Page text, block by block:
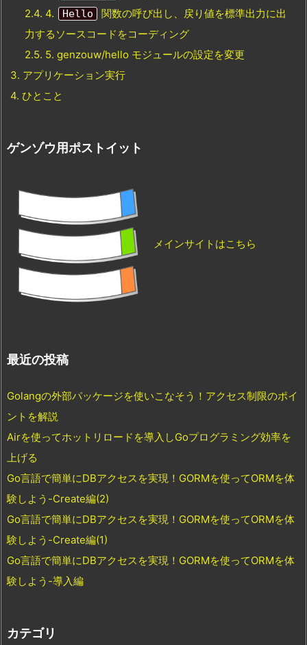
2.4. 4. Hello
関数の呼び出し、戻り値を標準出力に出
力するソースコードをコーディング
2.5. 5. genzouw/hello モジュールの設定を変更
3. アプリケーション実行
4. ひとこと
ゲンゾウ用ポストイット
メインサイトはこちら
最近の投稿
Golangの外部パッケージを使いこなそう！アクセス制限のポイ
ントを解説
Airを使ってホットリロードを導入しGoプログラミング効率を
上げる
Go言語で簡単にDBアクセスを実現！GORMを使ってORMを体
験しよう-Create編(2)
Go言語で簡単にDBアクセスを実現！GORMを使ってORMを体
験しよう-Create編(1)
Go言語で簡単にDBアクセスを実現！GORMを使ってORMを体
験しよう-導入編
カテゴリ